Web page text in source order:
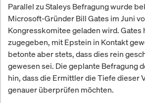
Parallel zu Staleys Befragung wurde
Microsoft-Gründer Bill Gates im Juni
Kongresskomitee geladen wird. Gates
zugegeben, mit Epstein in Kontakt
betonte aber stets, dass dies rein
gewesen sei. Die geplante Befragung
hin, dass die Ermittler die Tiefe dieser
genauer überprüfen möchten.